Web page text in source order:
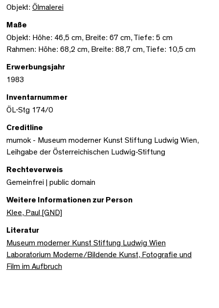
Objekt: Ölmalerei
Maße
Objekt: Höhe: 46,5 cm, Breite: 67 cm, Tiefe: 5 cm
Rahmen: Höhe: 68,2 cm, Breite: 88,7 cm, Tiefe: 10,5 cm
Erwerbungsjahr
1983
Inventarnummer
ÖL-Stg 174/0
Creditline
mumok - Museum moderner Kunst Stiftung Ludwig Wien,
Leihgabe der Österreichischen Ludwig-Stiftung
Rechteverweis
Gemeinfrei | public domain
Weitere Informationen zur Person
Klee, Paul [GND]
Literatur
Museum moderner Kunst Stiftung Ludwig Wien
Laboratorium Moderne/Bildende Kunst, Fotografie und
Film im Aufbruch